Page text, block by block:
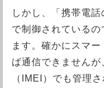
しかし、「携帯電
で制御されている
ます。確かにスマ
ば通信できません
（IMEI）でも管理さ